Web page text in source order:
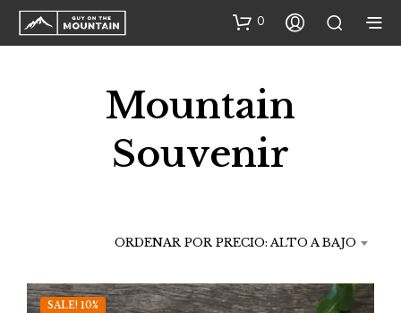
0
Mountain
Souvenir
ORDENAR POR PRECIO: ALTO A BAJO
SALE! 10%